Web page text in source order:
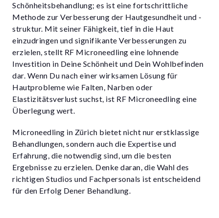
Schönheitsbehandlung; es ist eine fortschrittliche
Methode zur Verbesserung der Hautgesundheit und -
struktur. Mit seiner Fähigkeit, tief in die Haut
einzudringen und signifikante Verbesserungen zu
erzielen, stellt RF Microneedling eine lohnende
Investition in Deine Schönheit und Dein Wohlbefinden
dar. Wenn Du nach einer wirksamen Lösung für
Hautprobleme wie Falten, Narben oder
Elastizitätsverlust suchst, ist RF Microneedling eine
Überlegung wert.
Microneedling in Zürich bietet nicht nur erstklassige
Behandlungen, sondern auch die Expertise und
Erfahrung, die notwendig sind, um die besten
Ergebnisse zu erzielen. Denke daran, die Wahl des
richtigen Studios und Fachpersonals ist entscheidend
für den Erfolg Dener Behandlung.